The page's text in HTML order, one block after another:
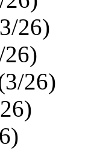
26)
26)
26)